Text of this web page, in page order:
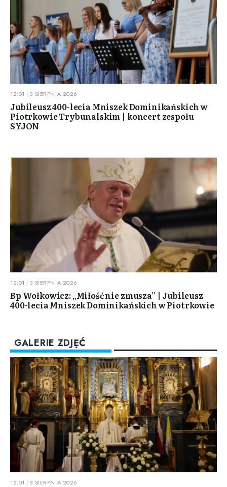
12:01 | 3 SIERPNIA 2026
Jubileusz 400-lecia Mniszek Dominikańskich w
Piotrkowie Trybunalskim | koncert zespołu
SYJON
12:01 | 3 SIERPNIA 2026
Bp Wołkowicz: „Miłość nie zmusza” | Jubileusz
400-lecia Mniszek Dominikańskich w Piotrkowie
GALERIE ZDJĘĆ
12:01 | 3 SIERPNIA 2026